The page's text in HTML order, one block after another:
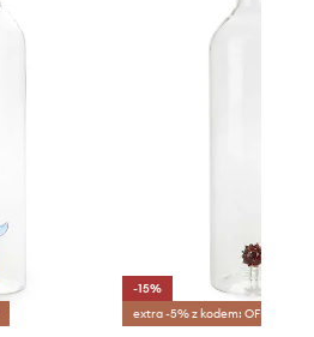
-15%
extra -5% z kodem: OFF*